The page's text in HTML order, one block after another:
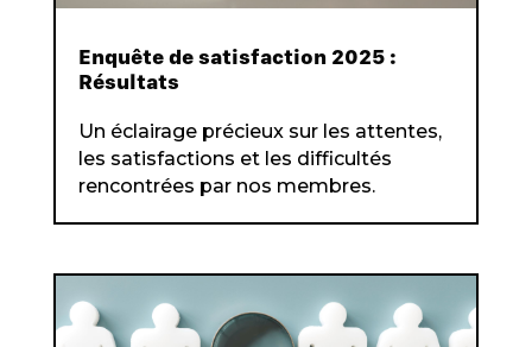
Enquête de satisfaction 2025 :
Résultats
Un éclairage précieux sur les attentes,
les satisfactions et les difficultés
rencontrées par nos membres.